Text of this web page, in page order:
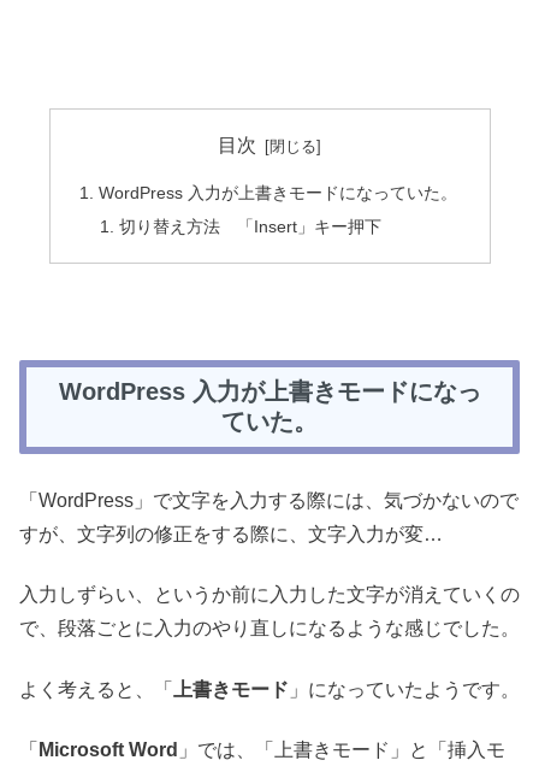
目次
WordPress 入力が上書きモードになっていた。
切り替え方法 「Insert」キー押下
WordPress 入力が上書きモードになっ
ていた。
「WordPress」で文字を入力する際には、気づかないので
すが、文字列の修正をする際に、文字入力が変…
入力しずらい、というか前に入力した文字が消えていくの
で、段落ごとに入力のやり直しになるような感じでした。
よく考えると、「 上書きモード 」になっていたようです。
「 Microsoft Word 」では、「上書きモード」と「挿入モ